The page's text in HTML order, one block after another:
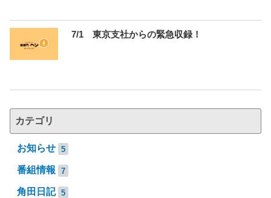
7/1 東京支社からの緊急収録！
カテゴリ
お知らせ 5
番組情報 7
角田日記 5